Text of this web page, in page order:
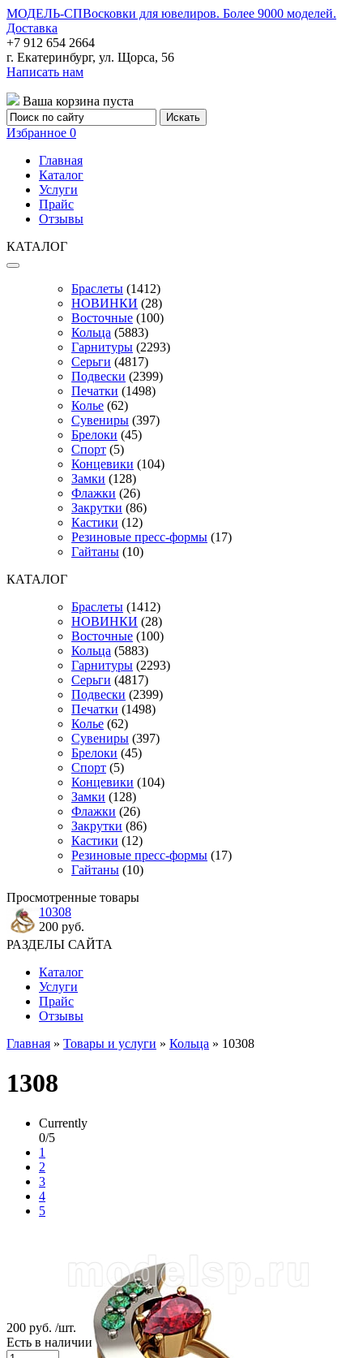
МОДЕЛЬ-СПВосковки для ювелиров. Более 9000 моделей.
Доставка
+7 912 654 2664
г. Екатеринбург, ул. Щорса, 56
Написать нам
Ваша корзина пуста
Избранное 0
Главная
Каталог
Услуги
Прайс
Отзывы
КАТАЛОГ
Браслеты (1412)
НОВИНКИ (28)
Восточные (100)
Кольца (5883)
Гарнитуры (2293)
Серьги (4817)
Подвески (2399)
Печатки (1498)
Колье (62)
Сувениры (397)
Брелоки (45)
Спорт (5)
Концевики (104)
Замки (128)
Флажки (26)
Закрутки (86)
Кастики (12)
Резиновые пресс-формы (17)
Гайтаны (10)
КАТАЛОГ
Браслеты (1412)
НОВИНКИ (28)
Восточные (100)
Кольца (5883)
Гарнитуры (2293)
Серьги (4817)
Подвески (2399)
Печатки (1498)
Колье (62)
Сувениры (397)
Брелоки (45)
Спорт (5)
Концевики (104)
Замки (128)
Флажки (26)
Закрутки (86)
Кастики (12)
Резиновые пресс-формы (17)
Гайтаны (10)
Просмотренные товары
10308
200 руб.
РАЗДЕЛЫ САЙТА
Каталог
Услуги
Прайс
Отзывы
Главная » Товары и услуги » Кольца » 10308
1308
Currently
0/5
1
2
3
4
5
200 руб. /шт.
Есть в наличии